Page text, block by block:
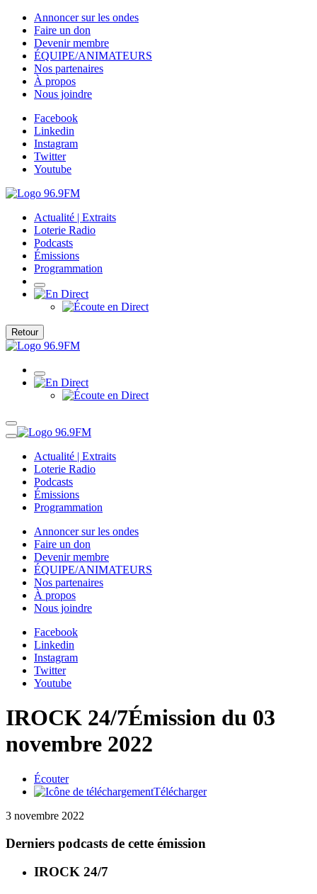
Annoncer sur les ondes
Faire un don
Devenir membre
ÉQUIPE/ANIMATEURS
Nos partenaires
À propos
Nous joindre
Facebook
Linkedin
Instagram
Twitter
Youtube
Actualité | Extraits
Loterie Radio
Podcasts
Émissions
Programmation
Retour
Actualité | Extraits
Loterie Radio
Podcasts
Émissions
Programmation
Annoncer sur les ondes
Faire un don
Devenir membre
ÉQUIPE/ANIMATEURS
Nos partenaires
À propos
Nous joindre
Facebook
Linkedin
Instagram
Twitter
Youtube
IROCK 24/7Émission du 03
novembre 2022
Écouter
Télécharger
3 novembre 2022
Derniers podcasts de cette émission
IROCK 24/7